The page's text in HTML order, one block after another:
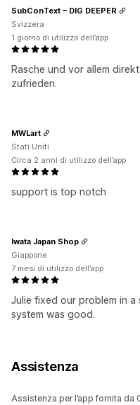
Rasche und vor allem
zufrieden.
SubConText – DIG DEEPER
Svizzera
1 giorno di utilizzo dell’app
support is top notch
MWLart
Stati Uniti
Circa 2 anni di utilizzo dell’app
Julie fixed our problem in
system was good.
Iwata Japan Shop
Giappone
7 mesi di utilizzo dell’app
Assistenza
Assistenza per l’app fornita da